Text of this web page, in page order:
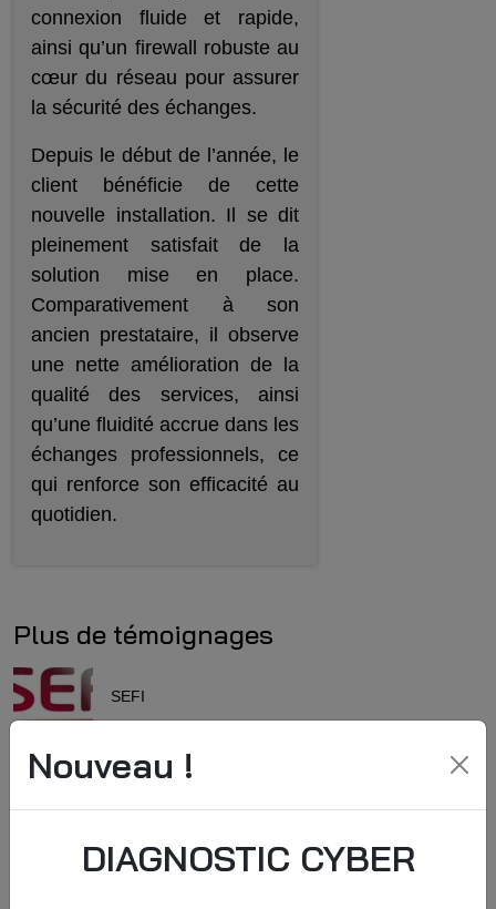
Nouveau !
DIAGNOSTIC CYBER
connexion fluide et rapide,
ainsi qu’un firewall robuste au
cœur du réseau pour assurer
la sécurité des échanges.
Depuis le début de l’année, le
client bénéficie de cette
nouvelle installation. Il se dit
pleinement satisfait de la
solution mise en place.
Comparativement à son
ancien prestataire, il observe
une nette amélioration de la
qualité des services, ainsi
qu’une fluidité accrue dans les
échanges professionnels, ce
qui renforce son efficacité au
quotidien.
Plus de témoignages
SEFI
Cognac Giraud
MAIRIE DE MENTON